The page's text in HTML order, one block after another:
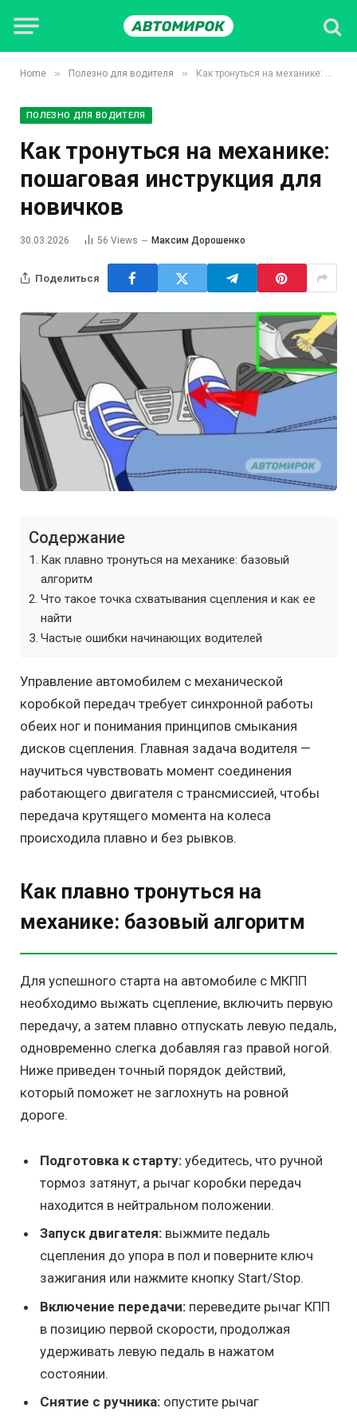
Home » Полезно для водителя » Как тронуться на механике: пошаговая инструкция для новичков
ПОЛЕЗНО ДЛЯ ВОДИТЕЛЯ
Как тронуться на механике:
пошаговая инструкция для
новичков
30.03.2026 56 Views Максим Дорошенко
Поделиться
Содержание
Как плавно тронуться на механике: базовый
алгоритм
Что такое точка схватывания сцепления и как ее
найти
Частые ошибки начинающих водителей
Управление автомобилем с механической
коробкой передач требует синхронной работы
обеих ног и понимания принципов смыкания
дисков сцепления. Главная задача водителя —
научиться чувствовать момент соединения
работающего двигателя с трансмиссией, чтобы
передача крутящего момента на колеса
происходила плавно и без рывков.
Как плавно тронуться на
механике: базовый алгоритм
Для успешного старта на автомобиле с МКПП
необходимо выжать сцепление, включить первую
передачу, а затем плавно отпускать левую педаль,
одновременно слегка добавляя газ правой ногой.
Ниже приведен точный порядок действий,
который поможет не заглохнуть на ровной
дороге.
Подготовка к старту: убедитесь, что ручной
тормоз затянут, а рычаг коробки передач
находится в нейтральном положении.
Запуск двигателя: выжмите педаль
сцепления до упора в пол и поверните ключ
зажигания или нажмите кнопку Start/Stop.
Включение передачи: переведите рычаг КПП
в позицию первой скорости, продолжая
удерживать левую педаль в нажатом
состоянии.
Снятие с ручника: опустите рычаг